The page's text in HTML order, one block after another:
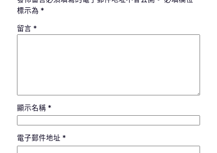
標示為 *
留言 *
顯示名稱 *
電子郵件地址 *